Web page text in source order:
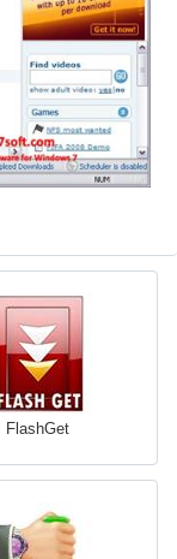
FlashGet